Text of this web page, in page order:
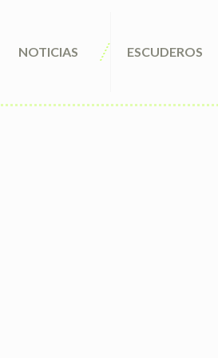
NOTICIAS ESCUDEROS